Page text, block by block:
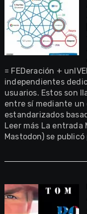
= FEDeración +
independientes
usuarios. Estos son
entre sí mediante
estandarizados
Leer más La entrada
Mastodon) se publicó